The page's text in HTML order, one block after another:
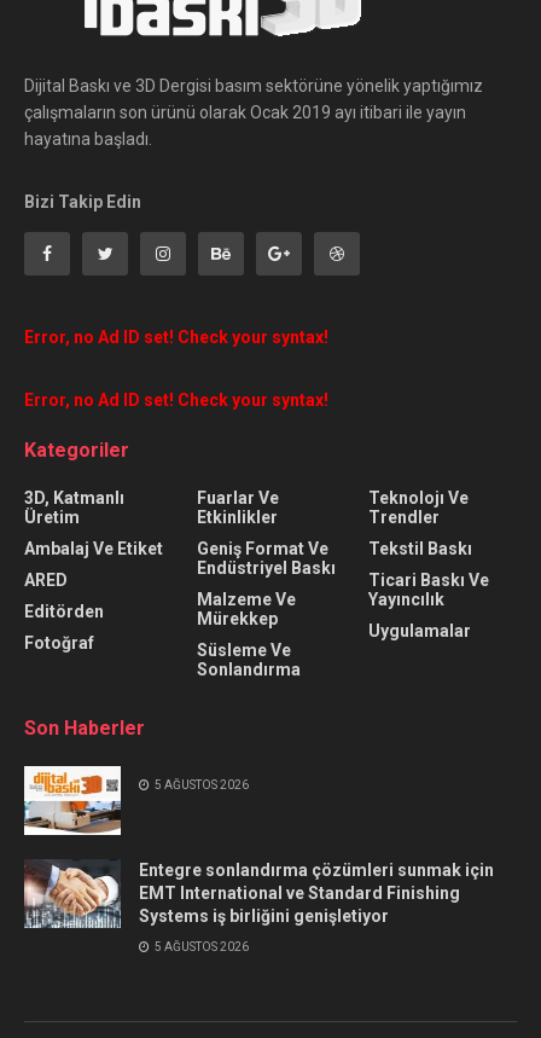
Dijital Baskı ve 3D Dergisi basım sektörüne yönelik yaptığımız
çalışmaların son ürünü olarak Ocak 2019 ayı itibari ile yayın
hayatına başladı.
Bizi Takip Edin
Error, no Ad ID set! Check your syntax!
Error, no Ad ID set! Check your syntax!
Kategoriler
3D, Katmanlı
Üretim
Ambalaj Ve Etiket
ARED
Editörden
Fotoğraf
Fuarlar Ve
Etkinlikler
Geniş Format Ve
Endüstriyel Baskı
Malzeme Ve
Mürekkep
Süsleme Ve
Sonlandırma
Teknolojı Ve
Trendler
Tekstil Baskı
Ticari Baskı Ve
Yayıncılık
Uygulamalar
Son Haberler
5 AĞUSTOS 2026
Entegre sonlandırma çözümleri sunmak için
EMT International ve Standard Finishing
Systems iş birliğini genişletiyor
5 AĞUSTOS 2026